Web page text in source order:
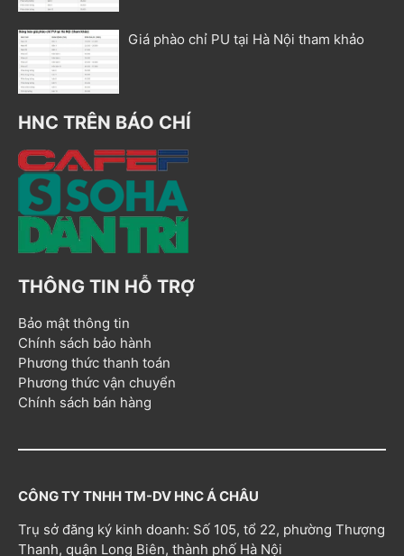
Giá phào chỉ PU tại Hà Nội tham khảo
HNC TRÊN BÁO CHÍ
THÔNG TIN HỖ TRỢ
Bảo mật thông tin
Chính sách bảo hành
Phương thức thanh toán
Phương thức vận chuyển
Chính sách bán hàng
CÔNG TY TNHH TM-DV HNC Á CHÂU
Trụ sở đăng ký kinh doanh: Số 105, tổ 22, phường Thượng
Thanh, quận Long Biên, thành phố Hà Nội